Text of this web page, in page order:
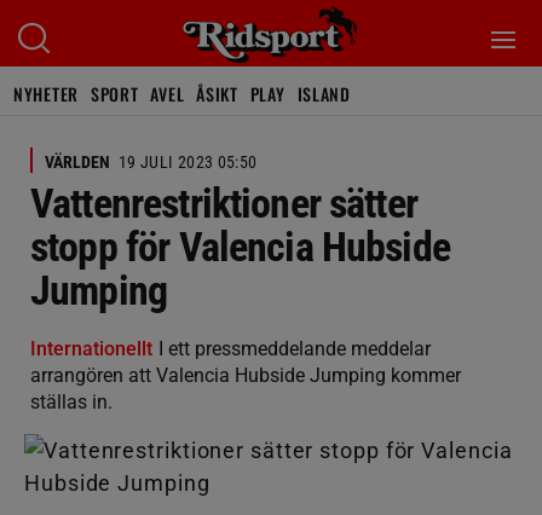
NYHETER SPORT AVEL ÅSIKT PLAY ISLAND
VÄRLDEN 19 JULI 2023 05:50
Vattenrestriktioner sätter
stopp för Valencia Hubside
Jumping
Internationellt I ett pressmeddelande meddelar
arrangören att Valencia Hubside Jumping kommer
ställas in.